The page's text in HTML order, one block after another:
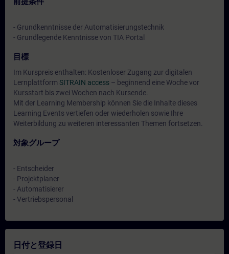
- Grundkenntnisse der Automatisierungstechnik
- Grundlegende Kenntnisse von TIA Portal
目標
Im Kurspreis enthalten: Kostenloser Zugang zur digitalen
Lernplattform SITRAIN access – beginnend eine Woche vor
Kursstart bis zwei Wochen nach Kursende.
Mit der Learning Membership können Sie die Inhalte dieses
Learning Events vertiefen oder wiederholen sowie Ihre
Weiterbildung zu weiteren interessanten Themen fortsetzen.
対象グループ
- Entscheider
- Projektplaner
- Automatisierer
- Vertriebspersonal
日付と登録日